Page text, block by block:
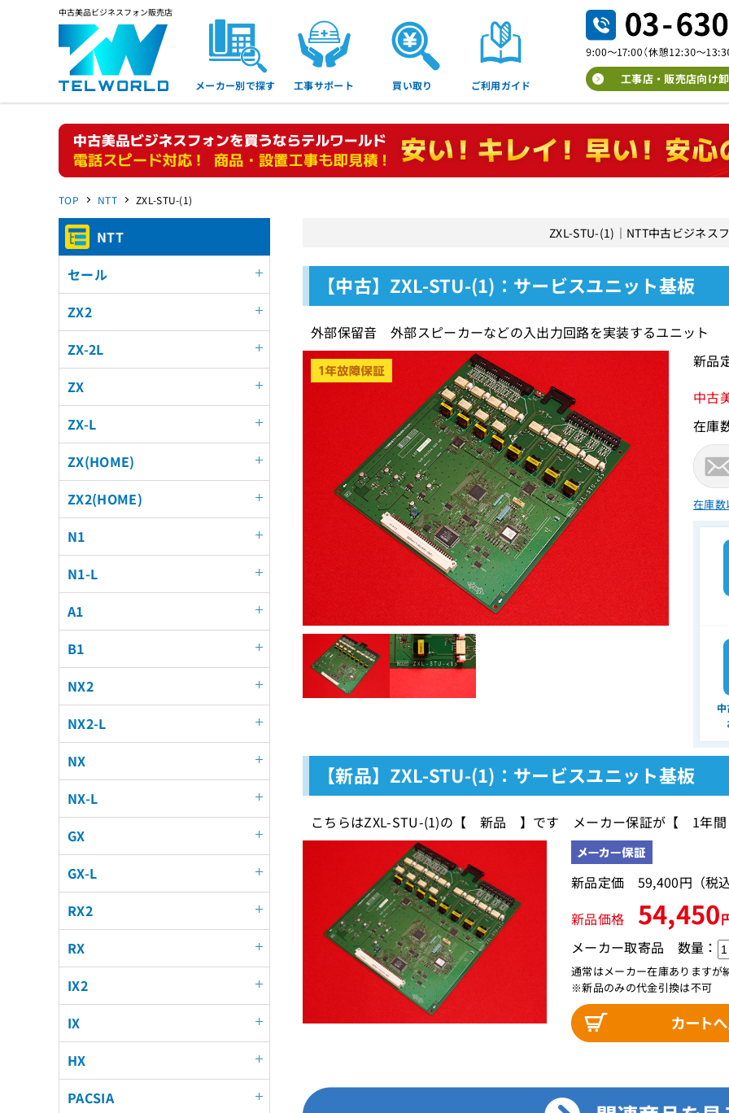
中古美品ビジネスフォン販売店
メーカー別で探す 工事サポート 買い取り ご利用ガイド 工事店・販売店向け
TOP NTT ZXL-STU-(1)
ZXL-STU-(1)｜NTT中古ビジネス
【中古】ZXL-STU-(1)：サービスユニット基板
外部保留音 外部スピーカーなどの入出力回路を実装するユニット
新品
中古
在庫
在庫数
【新品】ZXL-STU-(1)：サービスユニット基板
こちらはZXL-STU-(1)の【 新品 】です メーカー保証が【 1年
新品定価 59,400円（税
新品価格 54,450
メーカー取寄品
通常はメーカー在庫ありますが
※新品のみの代金引換は不可
数量：
NTT
セール
ZX2
ZX-2L
ZX
ZX-L
ZX(HOME)
ZX2(HOME)
N1
N1-L
A1
B1
NX2
NX2-L
NX
NX-L
GX
GX-L
RX2
RX
IX2
IX
HX
PACSIA